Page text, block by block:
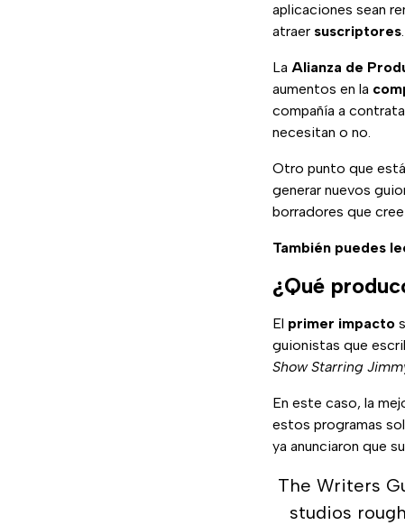
aplicaciones sean
atraer suscriptores.
La Alianza de
aumentos en la
compañía a
necesitan o no.
Otro punto que
generar nuevos
borradores que cree
También puedes
¿Qué
El primer impacto
guionistas que
Show Starring
En este caso, la
estos programas
ya anunciaron que
The Writers
studios